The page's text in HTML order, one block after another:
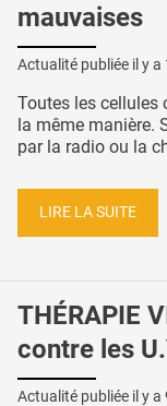
mauvaises
Actualité publiée il y a
Toutes les cellules
la même manière.
par la radio ou la
LIRE LA SUITE
THÉRAPIE
contre les
Actualité publiée il y a